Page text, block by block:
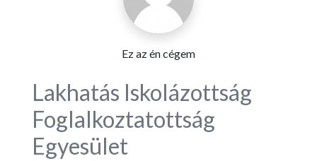
Ez az én cégem
Lakhatás Iskolázottság
Foglalkoztatottság
Egyesület